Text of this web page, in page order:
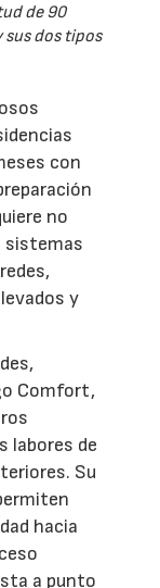
de 90
dos tipos
con
no
sistemas
y
Comfort,
labores de
Su
hacia
a punto